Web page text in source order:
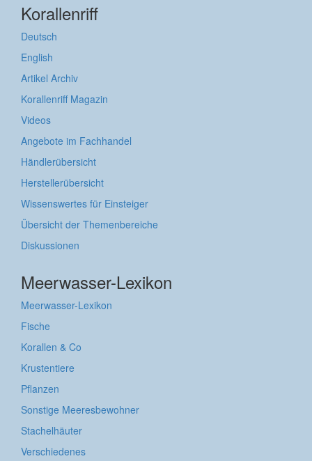
Korallenriff
Deutsch
English
Artikel Archiv
Korallenriff Magazin
Videos
Angebote im Fachhandel
Händlerübersicht
Herstellerübersicht
Wissenswertes für Einsteiger
Übersicht der Themenbereiche
Diskussionen
Meerwasser-Lexikon
Meerwasser-Lexikon
Fische
Korallen & Co
Krustentiere
Pflanzen
Sonstige Meeresbewohner
Stachelhäuter
Verschiedenes